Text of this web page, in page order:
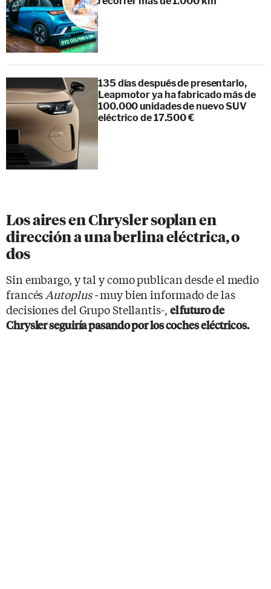
135 días después de presentarlo,
Leapmotor ya ha fabricado más de
100.000 unidades de nuevo SUV
eléctrico de 17.500 €
Los aires en Chrysler soplan en
dirección a una berlina eléctrica, o
dos
Sin embargo, y tal y como publican desde el medio
francésAutoplus -muy bien informado de las
decisiones del Grupo Stellantis-, el futuro de
Chrysler seguiría pasando por los coches eléctricos.